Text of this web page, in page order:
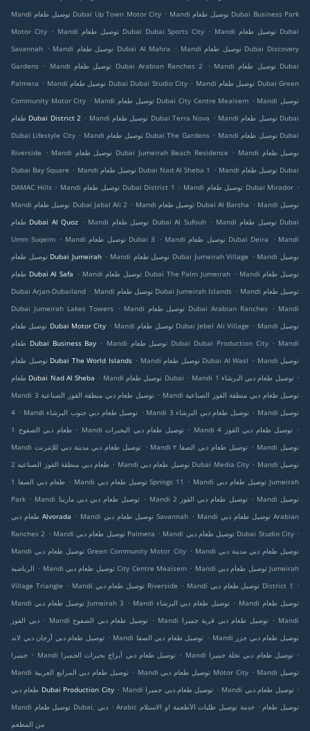
Mandi توصيل طعام Dubai Up Town Motor City . Mandi توصيل طعام Dubai Business Park
Motor City . Mandi توصيل طعام Dubai Dubai Sports City . Mandi توصيل طعام Dubai
Savannah . Mandi توصيل طعام Dubai Al Mahra . Mandi توصيل طعام Dubai Discovery
Gardens . Mandi توصيل طعام Dubai Arabian Ranches 2 . Mandi توصيل طعام Dubai
Palmera . Mandi توصيل طعام Dubai Dubai Studio City . Mandi توصيل طعام Dubai Green
Community Motor City . Mandi توصيل طعام Dubai City Centre Meaisem . Mandi توصيل
طعام Dubai District 2 . Mandi توصيل طعام Dubai Terra Nova . Mandi توصيل طعام Dubai
Dubai Lifestyle City . Mandi توصيل طعام Dubai The Gardens . Mandi توصيل طعام Dubai
Riverside
. Mandi توصيل طعام Dubai Jumeirah Beach Residence . Mandi توصيل طعام
Dubai Bay Square . Mandi توصيل طعام Dubai Nad Al Sheba 1 . Mandi توصيل طعام Dubai
DAMAC Hills . Mandi توصيل طعام Dubai District 1 . Mandi توصيل طعام Dubai Mirador .
Mandi توصيل طعام Dubai Jabal Ali 2 . Mandi توصيل طعام Dubai Al Barsha . Mandi توصيل
طعام Dubai Al Quoz . Mandi توصيل طعام Dubai Al Sufouh . Mandi توصيل طعام Dubai
Umm Suqeim . Mandi توصيل طعام Dubai 3 . Mandi توصيل طعام Dubai Deira . Mandi
توصيل طعام Dubai Jumeirah . Mandi توصيل طعام Dubai Jumeirah Village . Mandi توصيل
طعام Dubai Al Safa . Mandi توصيل طعام Dubai The Palm Jumeirah . Mandi توصيل طعام
Dubai Arjan-Dubailand . Mandi توصيل طعام Dubai Jumeirah Islands . Mandi توصيل طعام
Dubai Jumeirah Lakes Towers . Mandi توصيل طعام Dubai Arabian Ranches . Mandi
توصيل طعام Dubai Motor City . Mandi توصيل طعام Dubai Jebel Ali Village . Mandi توصيل
طعام Dubai Business Bay . Mandi توصيل طعام Dubai Dubai Production City . Mandi
توصيل طعام Dubai The World Islands . Mandi توصيل طعام Dubai Al Wasl . Mandi توصيل
طعام Dubai Nad Al Sheba . Mandi توصيل طعام Dubai . Mandi توصيل طعام دبي البرشاء 1 .
Mandi توصيل طعام دبي منطقة القوز الصناعية 3 . Mandi توصيل طعام دبي منطقة القوز الصناعية
4 . Mandi توصيل طعام دبي جنوب البرشاء . Mandi توصيل طعام دبي البرشاء 3 . Mandi توصيل
طعام دبي الصفوح 1 . Mandi توصيل طعام دبي البحيرات . Mandi توصيل طعام دبي القوز 4 .
Mandi توصيل طعام دبي مدينة دبي للإنترنت . Mandi توصيل طعام دبي الصفا ٢ . Mandi توصيل
طعام دبي منطقة القوز الصناعية 2 . Mandi توصيل طعام دبي Dubai Media City . Mandi توصيل
طعام دبي الصفا 1 . Mandi توصيل طعام دبي Springs 11 . Mandi توصيل طعام دبي Jumeirah
Park . Mandi توصيل طعام دبي دبي مارينا . Mandi توصيل طعام دبي القوز 2 . Mandi توصيل
طعام دبي Alvorada . Mandi توصيل طعام دبي Savannah . Mandi توصيل طعام دبي Arabian
Ranches 2 . Mandi توصيل طعام دبي Palmera . Mandi توصيل طعام دبي Dubai Studio City .
Mandi توصيل طعام دبي Green Community Motor City . Mandi توصيل طعام دبي مدينة دبي
الرياضية . Mandi توصيل طعام دبي City Centre Meaisem . Mandi توصيل طعام دبي Jumeirah
Village Triangle . Mandi توصيل طعام دبي Riverside . Mandi توصيل طعام دبي District 1
.
Mandi توصيل طعام دبي Jumeirah 3 . Mandi توصيل طعام دبي البرشاء . Mandi توصيل طعام
دبي القوز . Mandi توصيل طعام دبي الصفوح . Mandi توصيل طعام دبي قرية جميرا . Mandi
توصيل طعام دبي أرجان دبي لاند . Mandi توصيل طعام دبي الصفا . Mandi توصيل طعام دبي جزر
جميرا . Mandi توصيل طعام دبي أبراج بحيرات الجميرا . Mandi توصيل طعام دبي نخلة جميرا .
Mandi توصيل طعام دبي المرابع العربية . Mandi توصيل طعام دبي Motor City . Mandi توصيل
طعام دبي Dubai Production City . Mandi توصيل طعام دبي جميرا . Mandi توصيل طعام دبي .
Mandi توصيل طعام Dubai, دبي . Arabic توصيل طعام. خدمة توصيل طلبات الأطعمة او الاستلام
من المطعم